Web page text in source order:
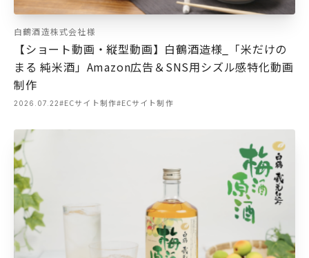
白鶴酒造株式会社様
【ショート動画・縦型動画】白鶴酒造様_「米だけの
まる 純米酒」Amazon広告＆SNS用シズル感特化動画
制作
2026.07.22#ECサイト制作#ECサイト制作